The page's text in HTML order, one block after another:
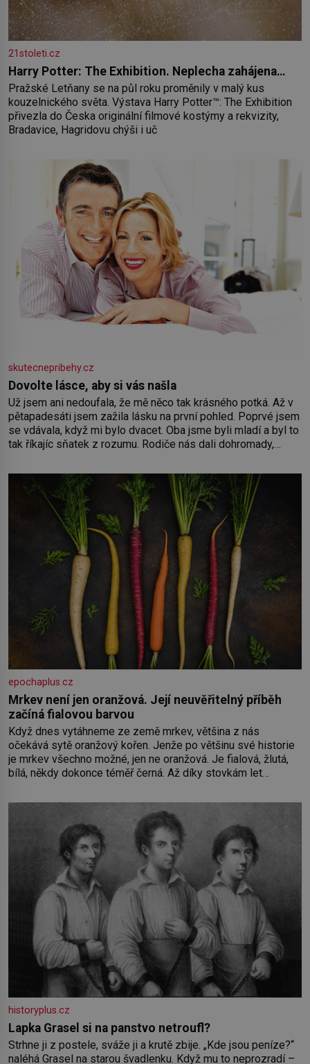
21stoleti.cz
Harry Potter: The Exhibition. Neplecha zahájena…
Pražské Letňany se na půl roku proměnily v malý kus
kouzelnického světa. Výstava Harry Potter™: The Exhibition
přivezla do Česka originální filmové kostýmy a rekvizity,
Bradavice, Hagridovu chýši i uč
skutecnepribehy.cz
Dovolte lásce, aby si vás našla
Už jsem ani nedoufala, že mě něco tak krásného potká. Až v
pětapadesáti jsem zažila lásku na první pohled. Poprvé jsem
se vdávala, když mi bylo dvacet. Oba jsme byli mladí a byl to
tak říkajíc sňatek z rozumu. Rodiče nás dali dohromady,
oběma moc nesvědčilo, brzy jsme zjistili, že
epochaplus.cz
Mrkev není jen oranžová. Její neuvěřitelný příběh
začíná fialovou barvou
Když dnes vytáhneme ze země mrkev, většina z nás
očekává sytě oranžový kořen. Jenže po většinu své historie
je mrkev všechno možné, jen ne oranžová. Je fialová, žlutá,
bílá, někdy dokonce téměř černá. Až díky stovkám let
českou zahradu ani nedokážeme představit. Její příběh je
historyplus.cz
Lapka Grasel si na panstvo netroufl?
Strhne ji z postele, sváže ji a krutě zbije. „Kde jsou peníze?“
naléhá Grasel na starou švadlenku. Když mu to neprozradí –